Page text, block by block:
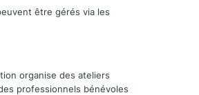
être gérés via les
organise des ateliers
professionnels bénévoles